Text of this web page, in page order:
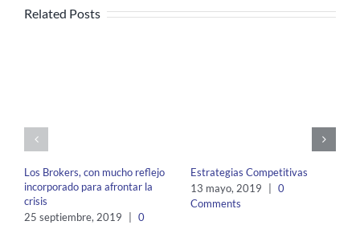
Related Posts
Los Brokers, con mucho reflejo
incorporado para afrontar la
crisis
25 septiembre, 2019
0
Estrategias Competitivas
13 mayo, 2019
0
Comments